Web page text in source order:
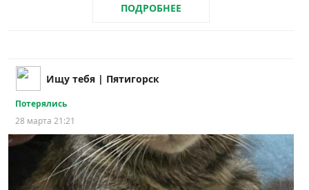
ПОДРОБНЕЕ
Ищу тебя | Пятигорск
Потерялись
28 марта 21:21